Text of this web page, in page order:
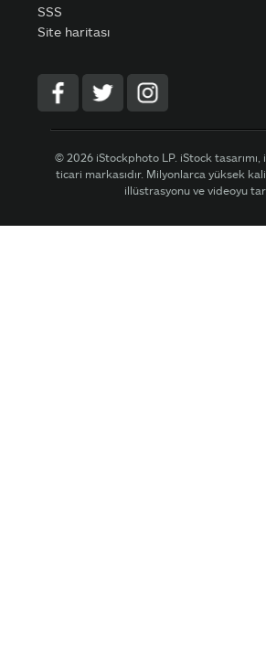
SSS
Site haritası
© 2026 iStockphoto LP. iStock
ticari markasıdır. Milyonlarca yüksek
illüstrasyonu ve videoyu